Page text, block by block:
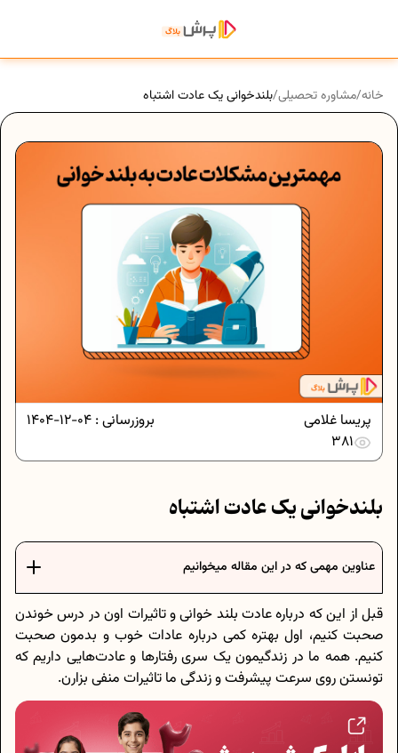
خانه/مشاوره تحصیلی/بلندخوانی یک عادت اشتباه
بروزرسانی : 04-12-1404
پریسا غلامی
381
بلندخوانی یک عادت اشتباه
عناوین مهمی که در این مقاله میخوانیم
قبل از این که درباره عادت بلند خوانی و تاثیرات اون در درس خوندن
صحبت کنیم، اول بهتره کمی درباره عادات خوب و بدمون صحبت
کنیم. همه ما در زندگیمون یک سری رفتارها و عادت‌هایی داریم که
تونستن روی سرعت پیشرفت و زندگی ما تاثیرات منفی بزارن.